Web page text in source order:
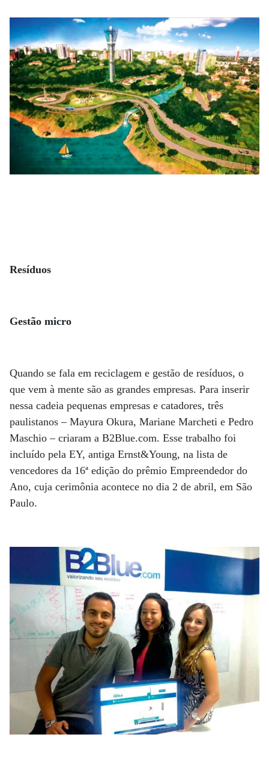
Resíduos
Gestão micro
Quando se fala em reciclagem e gestão de resíduos, o
que vem à mente são as grandes empresas. Para inserir
nessa cadeia pequenas empresas e catadores, três
paulistanos – Mayura Okura, Mariane Marcheti e Pedro
Maschio – criaram a B2Blue.com. Esse trabalho foi
incluído pela EY, antiga Ernst&Young, na lista de
vencedores da 16ª edição do prêmio Empreendedor do
Ano, cuja cerimônia acontece no dia 2 de abril, em São
Paulo.